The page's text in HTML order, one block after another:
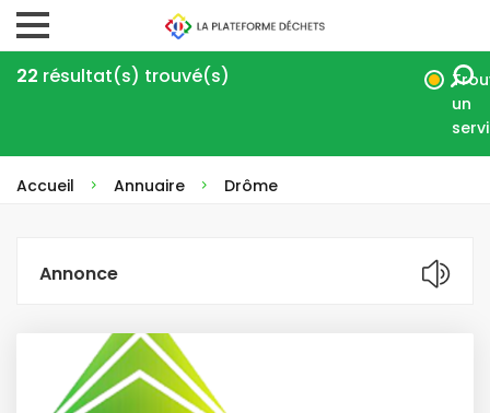
22 résultat(s) trouvé(s)
un
Accueil Annuaire Drôme
Annonce